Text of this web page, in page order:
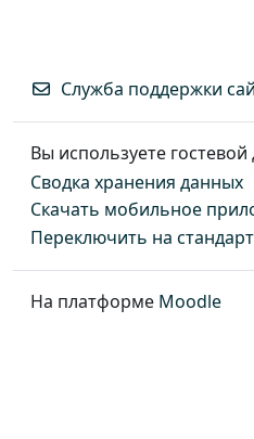
Служба поддержки
Вы используете гостевой
Сводка хранения данных
Скачать мобильное
Переключить на
На платформе Moodle